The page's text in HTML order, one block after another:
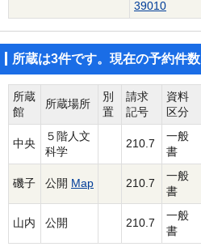
39010
所蔵は3件です。現在の予約件数
所蔵
館
所蔵場所
別
置
請求
記号
資料
区分
中央
５階人文
科学
210.7
一般
書
磯子 公開 Map 210.7
一般
書
山内 公開 210.7
一般
書